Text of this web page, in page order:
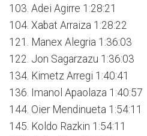
103. Adei Agirre 1:28:21
104. Xabat Arraiza 1:28:22
121. Manex Alegria 1:36:03
122. Jon Sagarzazu 1:36:03
134. Kimetz Arregi 1:40:41
136. Imanol Apaolaza 1:40:57
144. Oier Mendinueta 1:54:11
145. Koldo Razkin 1:54:11